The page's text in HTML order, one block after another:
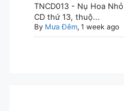
TNCD013 - Nụ Hoa
CD thứ 13, thuộ...
By Mưa Đêm, 1 week ago